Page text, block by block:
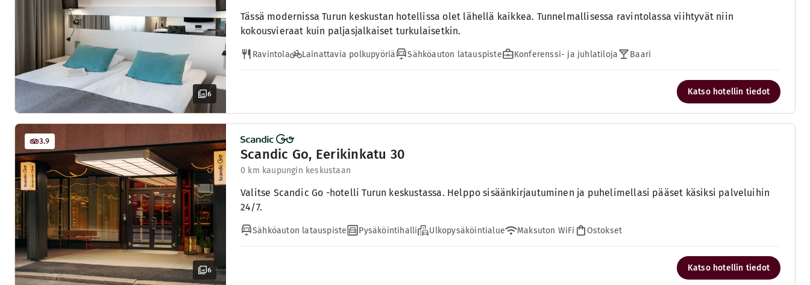
6
Tässä modernissa Turun keskustan hotellissa olet lähellä kaikkea. Tunnelmallisessa ravintolassa viihtyvät niin
kokousvieraat kuin paljasjalkaiset turkulaisetkin.
Ravintola Lainattavia polkupyöriä Sähköauton latauspiste Konferenssi- ja juhlatiloja Baari
Katso hotellin tiedot
6
3.9
Scandic Go, Eerikinkatu 30
0 km kaupungin keskustaan
Valitse Scandic Go -hotelli Turun keskustassa. Helppo sisäänkirjautuminen ja puhelimellasi pääset käsiksi palveluihin
24/7.
Sähköauton latauspiste Pysäköintihalli Ulkopysäköintialue Maksuton WiFi Ostokset
Katso hotellin tiedot